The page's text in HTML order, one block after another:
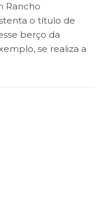
Rancho
o título de
berço da
se realiza a